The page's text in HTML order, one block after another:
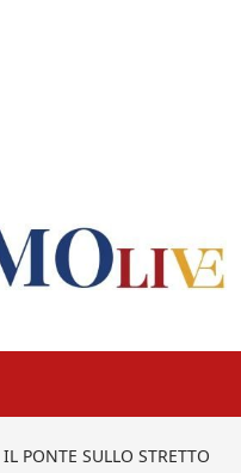
IL PONTE SULLO STRETTO